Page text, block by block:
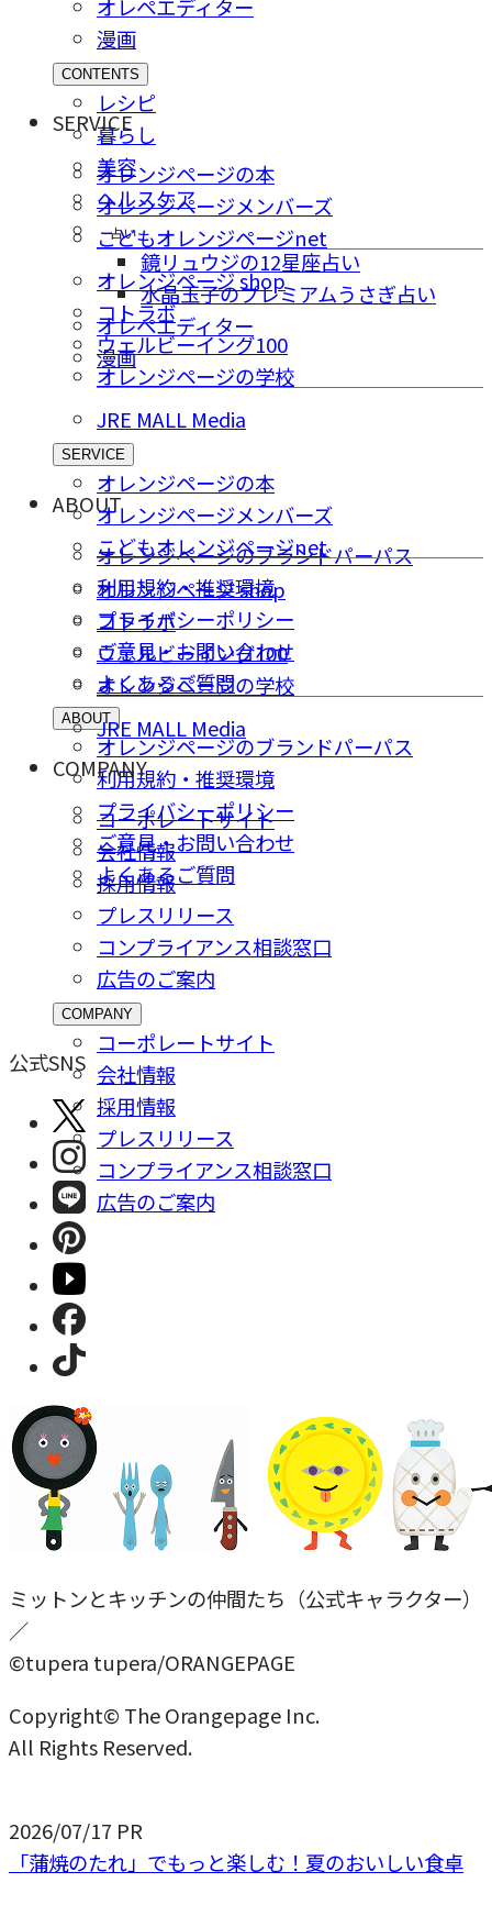
オレペエディター
漫画
CONTENTS
レシピ
暮らし
美容
ヘルスケア
占い
鏡リュウジの12星座占い
水晶玉子のプレミアムうさぎ占い
オレペエディター
漫画
SERVICE
オレンジページの本
オレンジページメンバーズ
こどもオレンジページnet
オレンジページ shop
コトラボ
ウェルビーイング100
オレンジページの学校
JRE MALL Media
SERVICE
オレンジページの本
オレンジページメンバーズ
こどもオレンジページnet
オレンジページ shop
コトラボ
ウェルビーイング100
オレンジページの学校
JRE MALL Media
ABOUT
オレンジページのブランドパーパス
利用規約・推奨環境
プライバシーポリシー
ご意⾒・お問い合わせ
よくあるご質問
ABOUT
オレンジページのブランドパーパス
利用規約・推奨環境
プライバシーポリシー
ご意⾒・お問い合わせ
よくあるご質問
COMPANY
コーポレートサイト
会社情報
採⽤情報
プレスリリース
コンプライアンス相談窓⼝
広告のご案内
COMPANY
コーポレートサイト
会社情報
採⽤情報
プレスリリース
コンプライアンス相談窓⼝
広告のご案内
公式SNS
ミットンとキッチンの仲間たち（公式キャラクター）
／
©tupera tupera/ORANGEPAGE
Copyright© The Orangepage Inc.
All Rights Reserved.
2026/07/17 PR
「蒲焼のたれ」でもっと楽しむ！夏のおいしい食卓